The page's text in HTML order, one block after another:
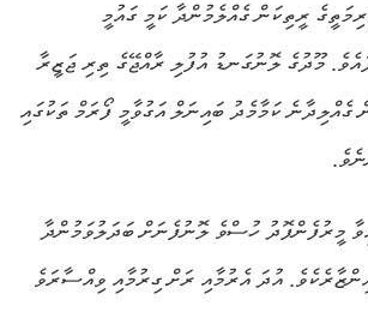
ރީތިކަން ގެއްލެމުންދާ ކަމީ ގައުމީ
މޫދުގެ ލޮނުގަނޑު އުފުލި ރާއްޖޭގެ ތިރި ޖަޒީރާ
ގެއްލިދާނެ ކަމާމެދު ބައިނަލް އަގުވާމީ ފޯރަމް ތަކުގައި
މީރުފެންފޮދު ހުސްވެ ލޮނުފެނަށް ބަދަލުވަމުންދާ
އުދަ އެރުމާއި ރަށް ގިރުމާއި ވިއްސާރަވެ